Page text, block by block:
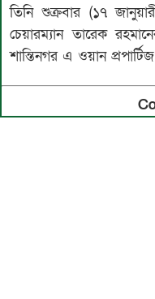
তিনি শুক্রবার (১৭
চেয়ারম‌্যান তা‌রেক
শান্তিনগর এ ওয়ান